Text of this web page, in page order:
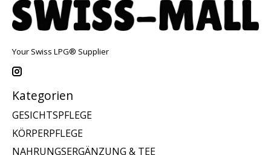
Your Swiss LPG® Supplier
Kategorien
GESICHTSPFLEGE
KÖRPERPFLEGE
NAHRUNGSERGÄNZUNG & TEE